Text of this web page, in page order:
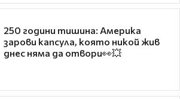
250 години тишина: Америка
зарови капсула, която никой жив
днес няма да отвори👀💥